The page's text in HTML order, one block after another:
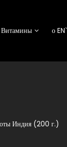
Витамины о
Индия (200 г.)